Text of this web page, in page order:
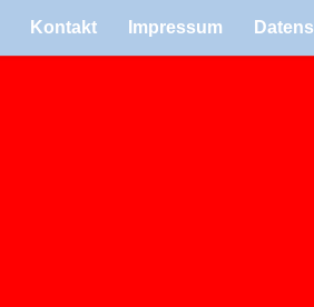
Kon­takt Impres­sum